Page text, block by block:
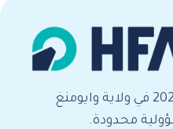
HFA Firm مرخصة سنة 2020 في ولاية وايومنغ
محدودة.